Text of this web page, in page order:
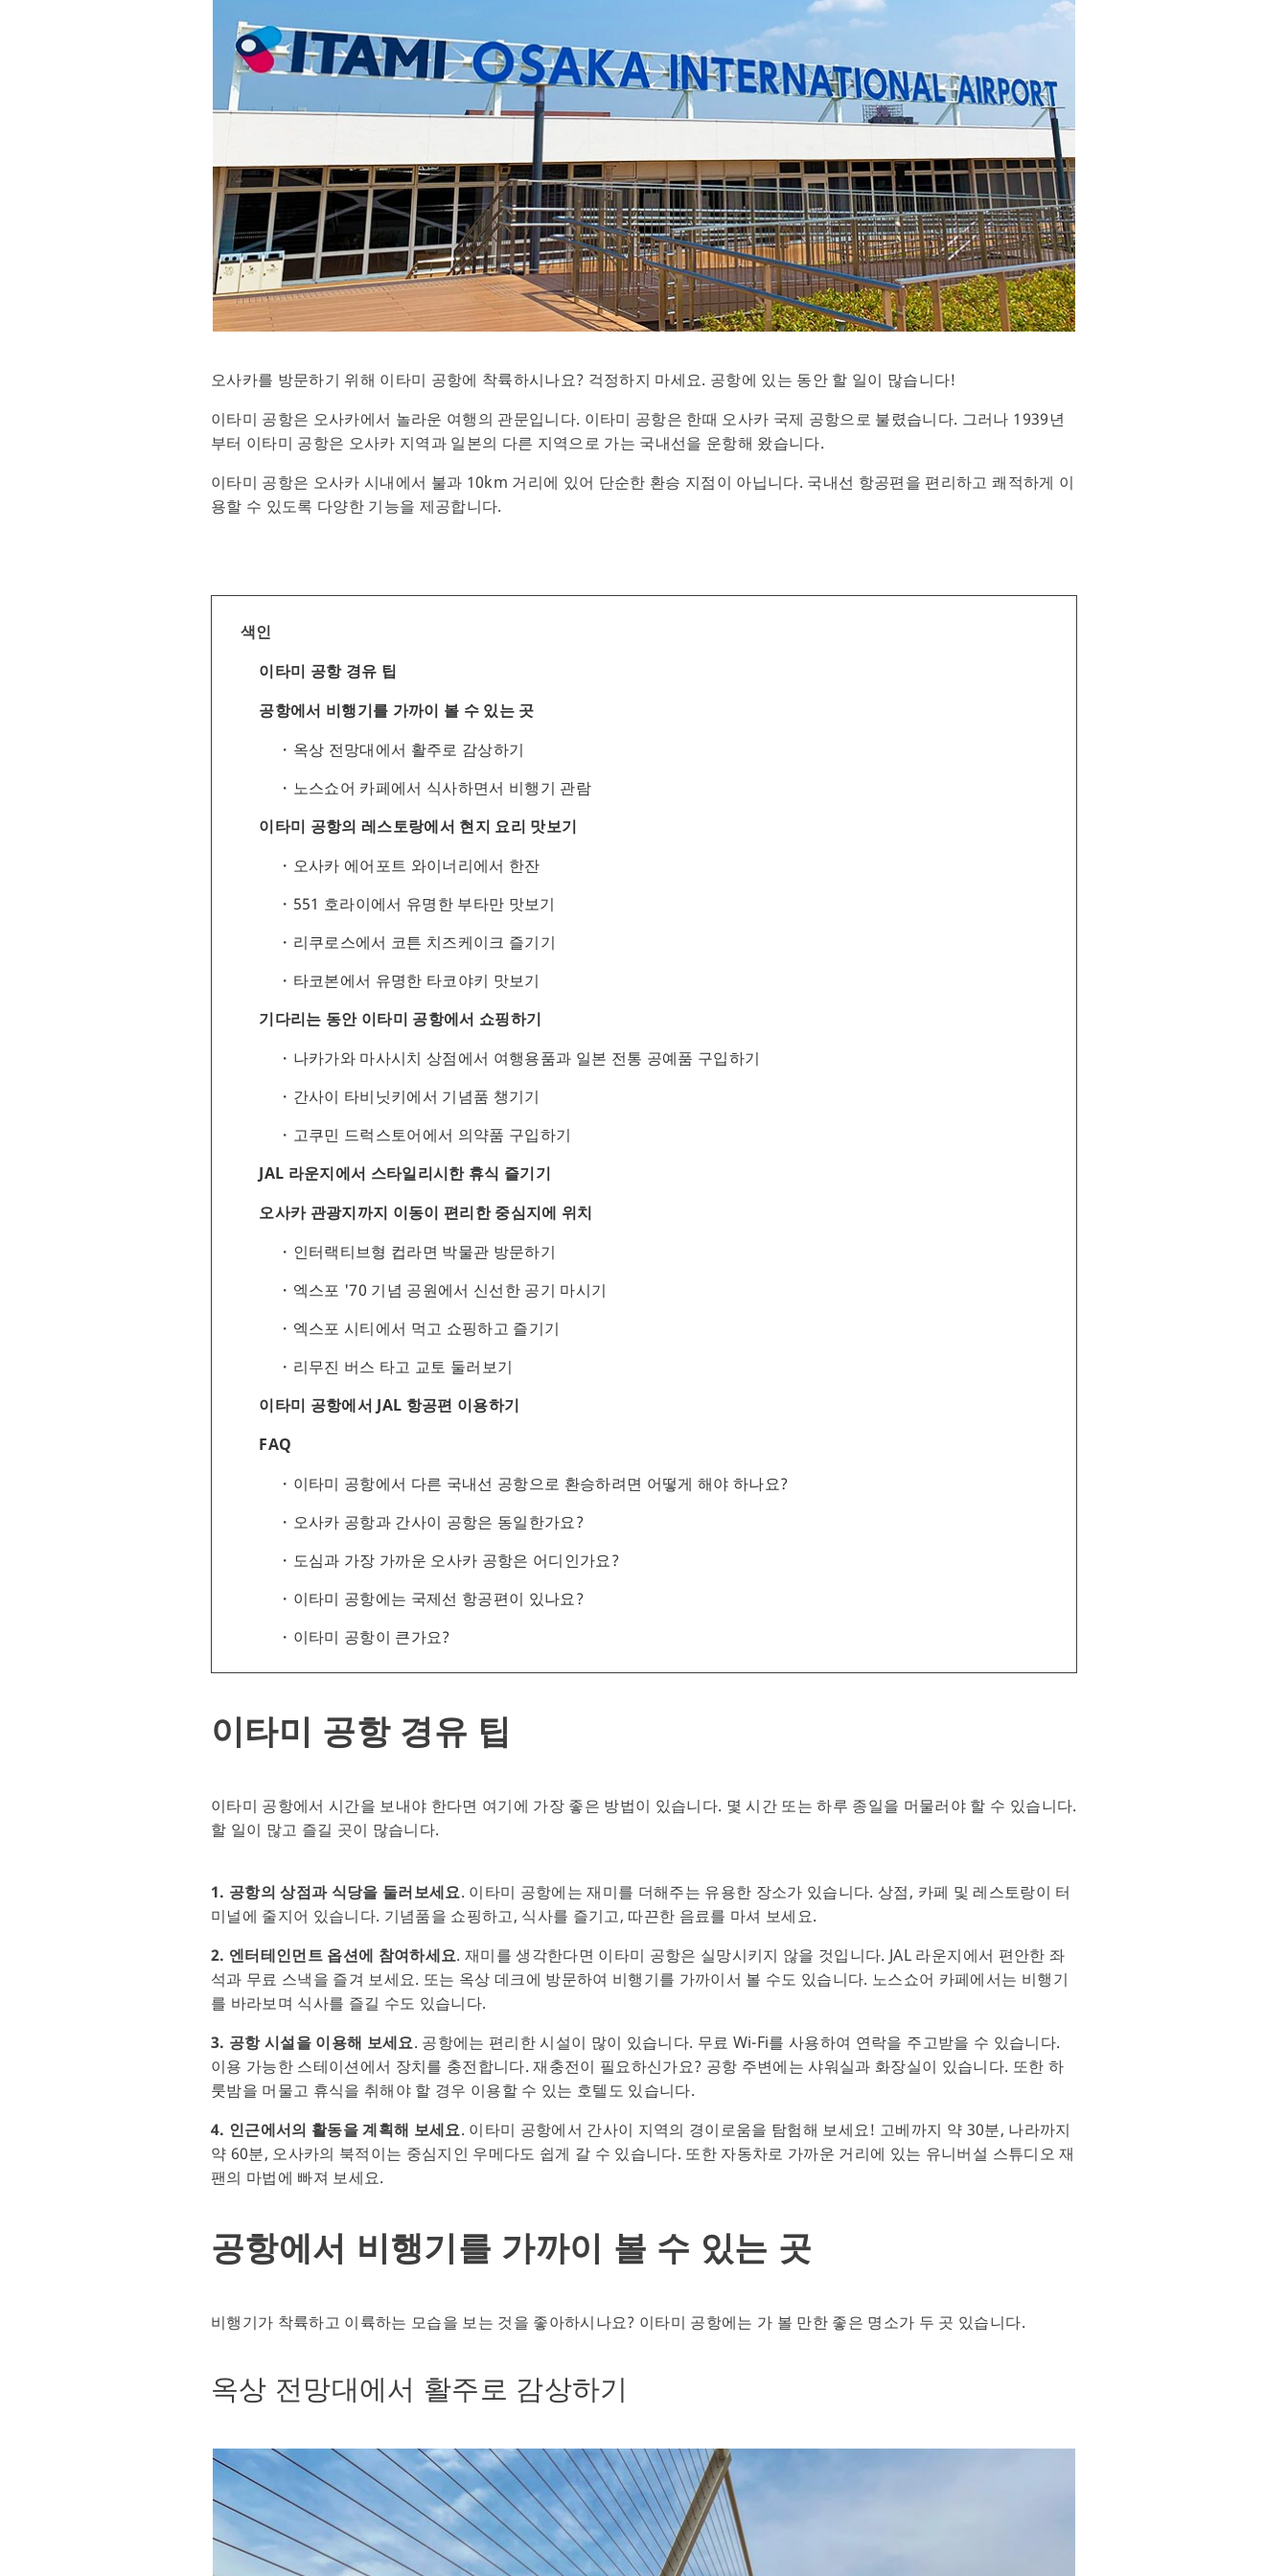
오사카를 방문하기 위해 이타미 공항에 착륙하시나요? 걱정하지 마세요. 공항에 있는 동안 할 일이 많습니다!
이타미 공항은 오사카에서 놀라운 여행의 관문입니다. 이타미 공항은 한때 오사카 국제 공항으로 불렸습니다. 그러나 1939년
부터 이타미 공항은 오사카 지역과 일본의 다른 지역으로 가는 국내선을 운항해 왔습니다.
이타미 공항은 오사카 시내에서 불과 10km 거리에 있어 단순한 환승 지점이 아닙니다. 국내선 항공편을 편리하고 쾌적하게 이
용할 수 있도록 다양한 기능을 제공합니다.
색인
이타미 공항 경유 팁
공항에서 비행기를 가까이 볼 수 있는 곳
옥상 전망대에서 활주로 감상하기
노스쇼어 카페에서 식사하면서 비행기 관람
이타미 공항의 레스토랑에서 현지 요리 맛보기
오사카 에어포트 와이너리에서 한잔
551 호라이에서 유명한 부타만 맛보기
리쿠로스에서 코튼 치즈케이크 즐기기
타코본에서 유명한 타코야키 맛보기
기다리는 동안 이타미 공항에서 쇼핑하기
나카가와 마사시치 상점에서 여행용품과 일본 전통 공예품 구입하기
간사이 타비닛키에서 기념품 챙기기
고쿠민 드럭스토어에서 의약품 구입하기
JAL 라운지에서 스타일리시한 휴식 즐기기
오사카 관광지까지 이동이 편리한 중심지에 위치
인터랙티브형 컵라면 박물관 방문하기
엑스포 '70 기념 공원에서 신선한 공기 마시기
엑스포 시티에서 먹고 쇼핑하고 즐기기
리무진 버스 타고 교토 둘러보기
이타미 공항에서 JAL 항공편 이용하기
FAQ
이타미 공항에서 다른 국내선 공항으로 환승하려면 어떻게 해야 하나요?
오사카 공항과 간사이 공항은 동일한가요?
도심과 가장 가까운 오사카 공항은 어디인가요?
이타미 공항에는 국제선 항공편이 있나요?
이타미 공항이 큰가요?
이타미 공항 경유 팁
이타미 공항에서 시간을 보내야 한다면 여기에 가장 좋은 방법이 있습니다. 몇 시간 또는 하루 종일을 머물러야 할 수 있습니다.
할 일이 많고 즐길 곳이 많습니다.
1. 공항의 상점과 식당을 둘러보세요. 이타미 공항에는 재미를 더해주는 유용한 장소가 있습니다. 상점, 카페 및 레스토랑이 터
미널에 줄지어 있습니다. 기념품을 쇼핑하고, 식사를 즐기고, 따끈한 음료를 마셔 보세요.
2. 엔터테인먼트 옵션에 참여하세요. 재미를 생각한다면 이타미 공항은 실망시키지 않을 것입니다. JAL 라운지에서 편안한 좌
석과 무료 스낵을 즐겨 보세요. 또는 옥상 데크에 방문하여 비행기를 가까이서 볼 수도 있습니다. 노스쇼어 카페에서는 비행기
를 바라보며 식사를 즐길 수도 있습니다.
3. 공항 시설을 이용해 보세요. 공항에는 편리한 시설이 많이 있습니다. 무료 Wi-Fi를 사용하여 연락을 주고받을 수 있습니다.
이용 가능한 스테이션에서 장치를 충전합니다. 재충전이 필요하신가요? 공항 주변에는 샤워실과 화장실이 있습니다. 또한 하
룻밤을 머물고 휴식을 취해야 할 경우 이용할 수 있는 호텔도 있습니다.
4. 인근에서의 활동을 계획해 보세요. 이타미 공항에서 간사이 지역의 경이로움을 탐험해 보세요! 고베까지 약 30분, 나라까지
약 60분, 오사카의 북적이는 중심지인 우메다도 쉽게 갈 수 있습니다. 또한 자동차로 가까운 거리에 있는 유니버설 스튜디오 재
팬의 마법에 빠져 보세요.
공항에서 비행기를 가까이 볼 수 있는 곳
비행기가 착륙하고 이륙하는 모습을 보는 것을 좋아하시나요? 이타미 공항에는 가 볼 만한 좋은 명소가 두 곳 있습니다.
옥상 전망대에서 활주로 감상하기